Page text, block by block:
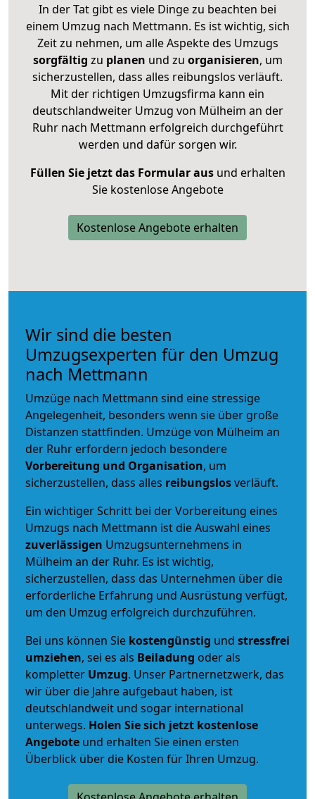
In der Tat gibt es viele Dinge zu beachten bei
einem Umzug nach Mettmann. Es ist wichtig, sich
Zeit zu nehmen, um alle Aspekte des Umzugs
sorgfältig zu planen und zu organisieren, um
sicherzustellen, dass alles reibungslos verläuft.
Mit der richtigen Umzugsfirma kann ein
deutschlandweiter Umzug von Mülheim an der
Ruhr nach Mettmann erfolgreich durchgeführt
werden und dafür sorgen wir.
Füllen Sie jetzt das Formular ausund erhalten
Sie kostenlose Angebote
Kostenlose Angebote erhalten
Wir sind die besten
Umzugsexperten für den Umzug
nach Mettmann
Umzüge nach Mettmann sind eine stressige
Angelegenheit, besonders wenn sie über große
Distanzen stattfinden. Umzüge von Mülheim an
der Ruhr erfordern jedoch besondere
Vorbereitung und Organisation, um
sicherzustellen, dass alles reibungslosverläuft.
Ein wichtiger Schritt bei der Vorbereitung eines
Umzugs nach Mettmann ist die Auswahl eines
zuverlässigen Umzugsunternehmens in
Mülheim an der Ruhr. Es ist wichtig,
sicherzustellen, dass das Unternehmen über die
erforderliche Erfahrung und Ausrüstung verfügt,
um den Umzug erfolgreich durchzuführen.
Bei uns können Sie kostengünstig und stressfrei
umziehen, sei es als Beiladung oder als
kompletter Umzug. Unser Partnernetzwerk, das
wir über die Jahre aufgebaut haben, ist
deutschlandweit und sogar international
unterwegs. Holen Sie sich jetzt kostenlose
Angebote und erhalten Sie einen ersten
Überblick über die Kosten für Ihren Umzug.